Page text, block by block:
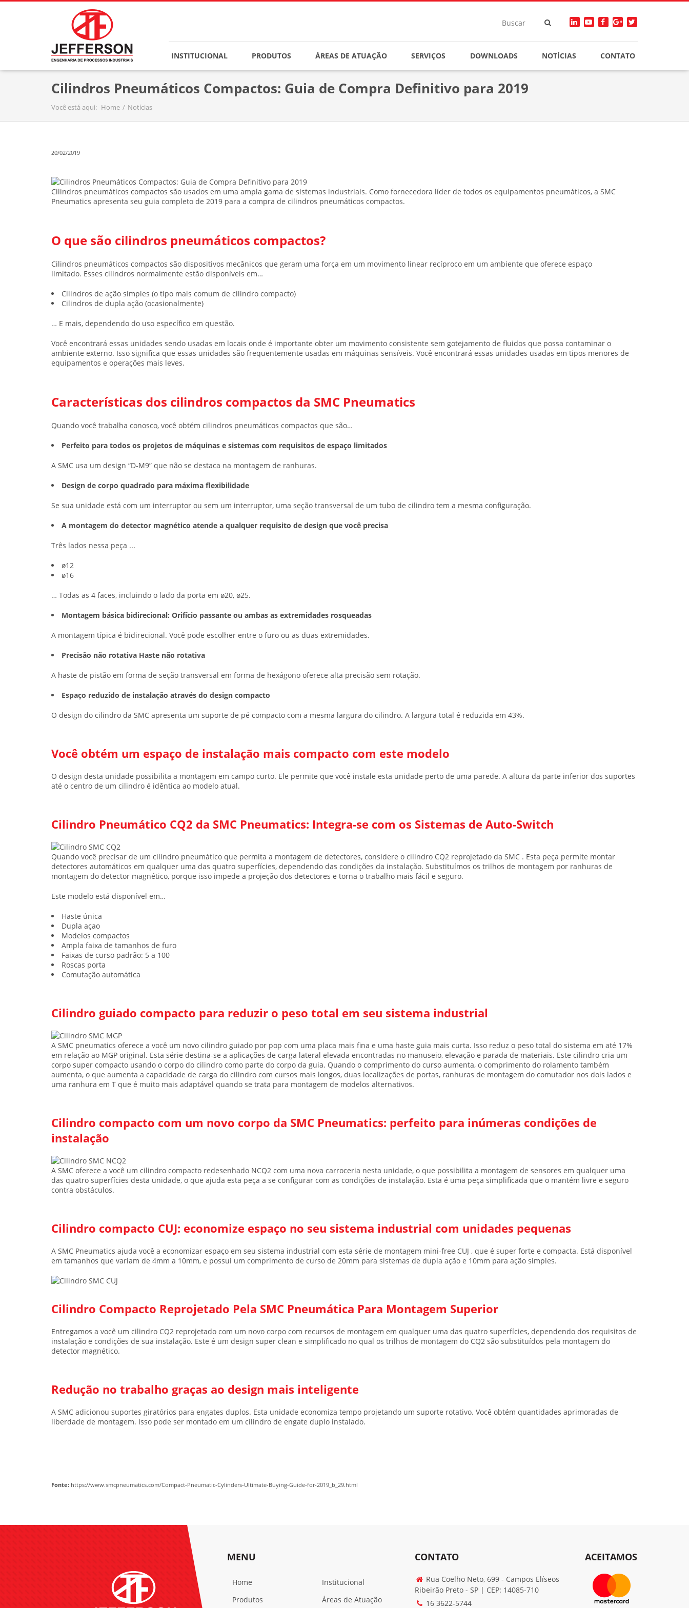
INSTITUCIONAL PRODUTOS ÁREAS DE ATUAÇÃO SERVIÇOS DOWNLOADS NOTÍCIAS CONTATO
Cilindros Pneumáticos Compactos: Guia de Compra Definitivo para 2019
Você está aqui: Home Notícias
20/02/2019
Cilindros pneumáticos compactos são usados ​​em uma ampla gama de sistemas industriais. Como fornecedora líder de todos os equipamentos pneumáticos, a SMC
Pneumatics apresenta seu guia completo de 2019 para a compra de cilindros pneumáticos compactos.
O que são cilindros pneumáticos compactos?
Cilindros pneumáticos compactos são dispositivos mecânicos que geram uma força em um movimento linear recíproco em um ambiente que oferece espaço
limitado. Esses cilindros normalmente estão disponíveis em…
Cilindros de ação simples (o tipo mais comum de cilindro compacto)
Cilindros de dupla ação (ocasionalmente)
… E mais, dependendo do uso específico em questão.
Você encontrará essas unidades sendo usadas em locais onde é importante obter um movimento consistente sem gotejamento de fluidos que possa contaminar o
ambiente externo. Isso significa que essas unidades são frequentemente usadas em máquinas sensíveis. Você encontrará essas unidades usadas em tipos menores de
equipamentos e operações mais leves.
Características dos cilindros compactos da SMC Pneumatics
Quando você trabalha conosco, você obtém cilindros pneumáticos compactos que são…
Perfeito para todos os projetos de máquinas e sistemas com requisitos de espaço limitados
A SMC usa um design “D-M9” que não se destaca na montagem de ranhuras.
Design de corpo quadrado para máxima flexibilidade
Se sua unidade está com um interruptor ou sem um interruptor, uma seção transversal de um tubo de cilindro tem a mesma configuração.
A montagem do detector magnético atende a qualquer requisito de design que você precisa
Três lados nessa peça ...
ø12
ø16
… Todas as 4 faces, incluindo o lado da porta em ø20, ø25.
Montagem básica bidirecional: Orifício passante ou ambas as extremidades rosqueadas
A montagem típica é bidirecional. Você pode escolher entre o furo ou as duas extremidades.
Precisão não rotativa Haste não rotativa
A haste de pistão em forma de seção transversal em forma de hexágono oferece alta precisão sem rotação.
Espaço reduzido de instalação através do design compacto
O design do cilindro da SMC apresenta um suporte de pé compacto com a mesma largura do cilindro. A largura total é reduzida em 43%.
Você obtém um espaço de instalação mais compacto com este modelo
O design desta unidade possibilita a montagem em campo curto. Ele permite que você instale esta unidade perto de uma parede. A altura da parte inferior dos suportes
até o centro de um cilindro é idêntica ao modelo atual.
Cilindro Pneumático CQ2 da SMC Pneumatics: Integra-se com os Sistemas de Auto-Switch
Quando você precisar de um cilindro pneumático que permita a montagem de detectores, considere o cilindro CQ2 reprojetado da SMC. Esta peça permite montar
detectores automáticos em qualquer uma das quatro superfícies, dependendo das condições da instalação. Substituímos os trilhos de montagem por ranhuras de
montagem do detector magnético, porque isso impede a projeção dos detectores e torna o trabalho mais fácil e seguro.
Este modelo está disponível em…
Haste única
Dupla açao
Modelos compactos
Ampla faixa de tamanhos de furo
Faixas de curso padrão: 5 a 100
Roscas porta
Comutação automática
Cilindro guiado compacto para reduzir o peso total em seu sistema industrial
A SMC pneumatics oferece a você um novo cilindro guiado por pop com uma placa mais fina e uma haste guia mais curta. Isso reduz o peso total do sistema em até 17%
em relação ao MGP original. Esta série destina-se a aplicações de carga lateral elevada encontradas no manuseio, elevação e parada de materiais. Este cilindro cria um
corpo super compacto usando o corpo do cilindro como parte do corpo da guia. Quando o comprimento do curso aumenta, o comprimento do rolamento também
aumenta, o que aumenta a capacidade de carga do cilindro com cursos mais longos, duas localizações de portas, ranhuras de montagem do comutador nos dois lados e
uma ranhura em T que é muito mais adaptável quando se trata para montagem de modelos alternativos.
Cilindro compacto com um novo corpo da SMC Pneumatics: perfeito para inúmeras condições de
instalação
A SMC oferece a você um cilindro compactoredesenhado NCQ2com uma nova carroceria nesta unidade, o que possibilita a montagem de sensores em qualquer uma
das quatro superfícies desta unidade, o que ajuda esta peça a se configurar com as condições de instalação. Esta é uma peça simplificada que o mantém livre e seguro
contra obstáculos.
Cilindro compacto CUJ: economize espaço no seu sistema industrial com unidades pequenas
A SMC Pneumatics ajuda você a economizar espaço em seu sistema industrial com esta série de montagem mini-free CUJ , que é super forte e compacta. Está disponível
em tamanhos que variam de 4mm a 10mm, e possui um comprimento de curso de 20mm para sistemas de dupla ação e 10mm para ação simples.
Cilindro Compacto Reprojetado Pela SMC Pneumática Para Montagem Superior
Entregamos a você um cilindro CQ2 reprojetadocom um novo corpo com recursos de montagem em qualquer uma das quatro superfícies, dependendo dos requisitos de
instalação e condições de sua instalação. Este é um design super clean e simplificado no qual os trilhos de montagem do CQ2 são substituídos pela montagem do
detector magnético.
Redução no trabalho graças ao design mais inteligente
A SMC adicionou suportes giratórios para engates duplos. Esta unidade economiza tempo projetando um suporte rotativo. Você obtém quantidades aprimoradas de
liberdade de montagem. Isso pode ser montado em um cilindro de engate duplo instalado.
Fonte:https://www.smcpneumatics.com/Compact-Pneumatic-Cylinders-Ultimate-Buying-Guide-for-2019_b_29.html
MENU
Home
Institucional
Produtos
Áreas de Atuação
CONTATO
Rua Coelho Neto, 699 - Campos Elíseos
Ribeirão Preto - SP | CEP: 14085-710
16 3622-5744
ACEITAMOS